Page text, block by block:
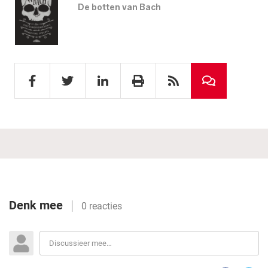
De botten van Bach